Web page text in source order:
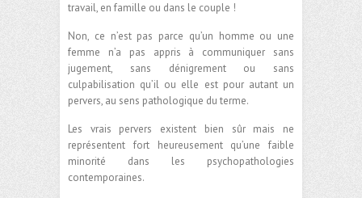
travail, en famille ou dans le couple !
Non, ce n’est pas parce qu’un homme ou une
femme n’a pas appris à communiquer sans
jugement, sans dénigrement ou sans
culpabilisation qu’il ou elle est pour autant un
pervers, au sens pathologique du terme.
Les vrais pervers existent bien sûr mais ne
représentent fort heureusement qu’une faible
minorité dans les psychopathologies
contemporaines.